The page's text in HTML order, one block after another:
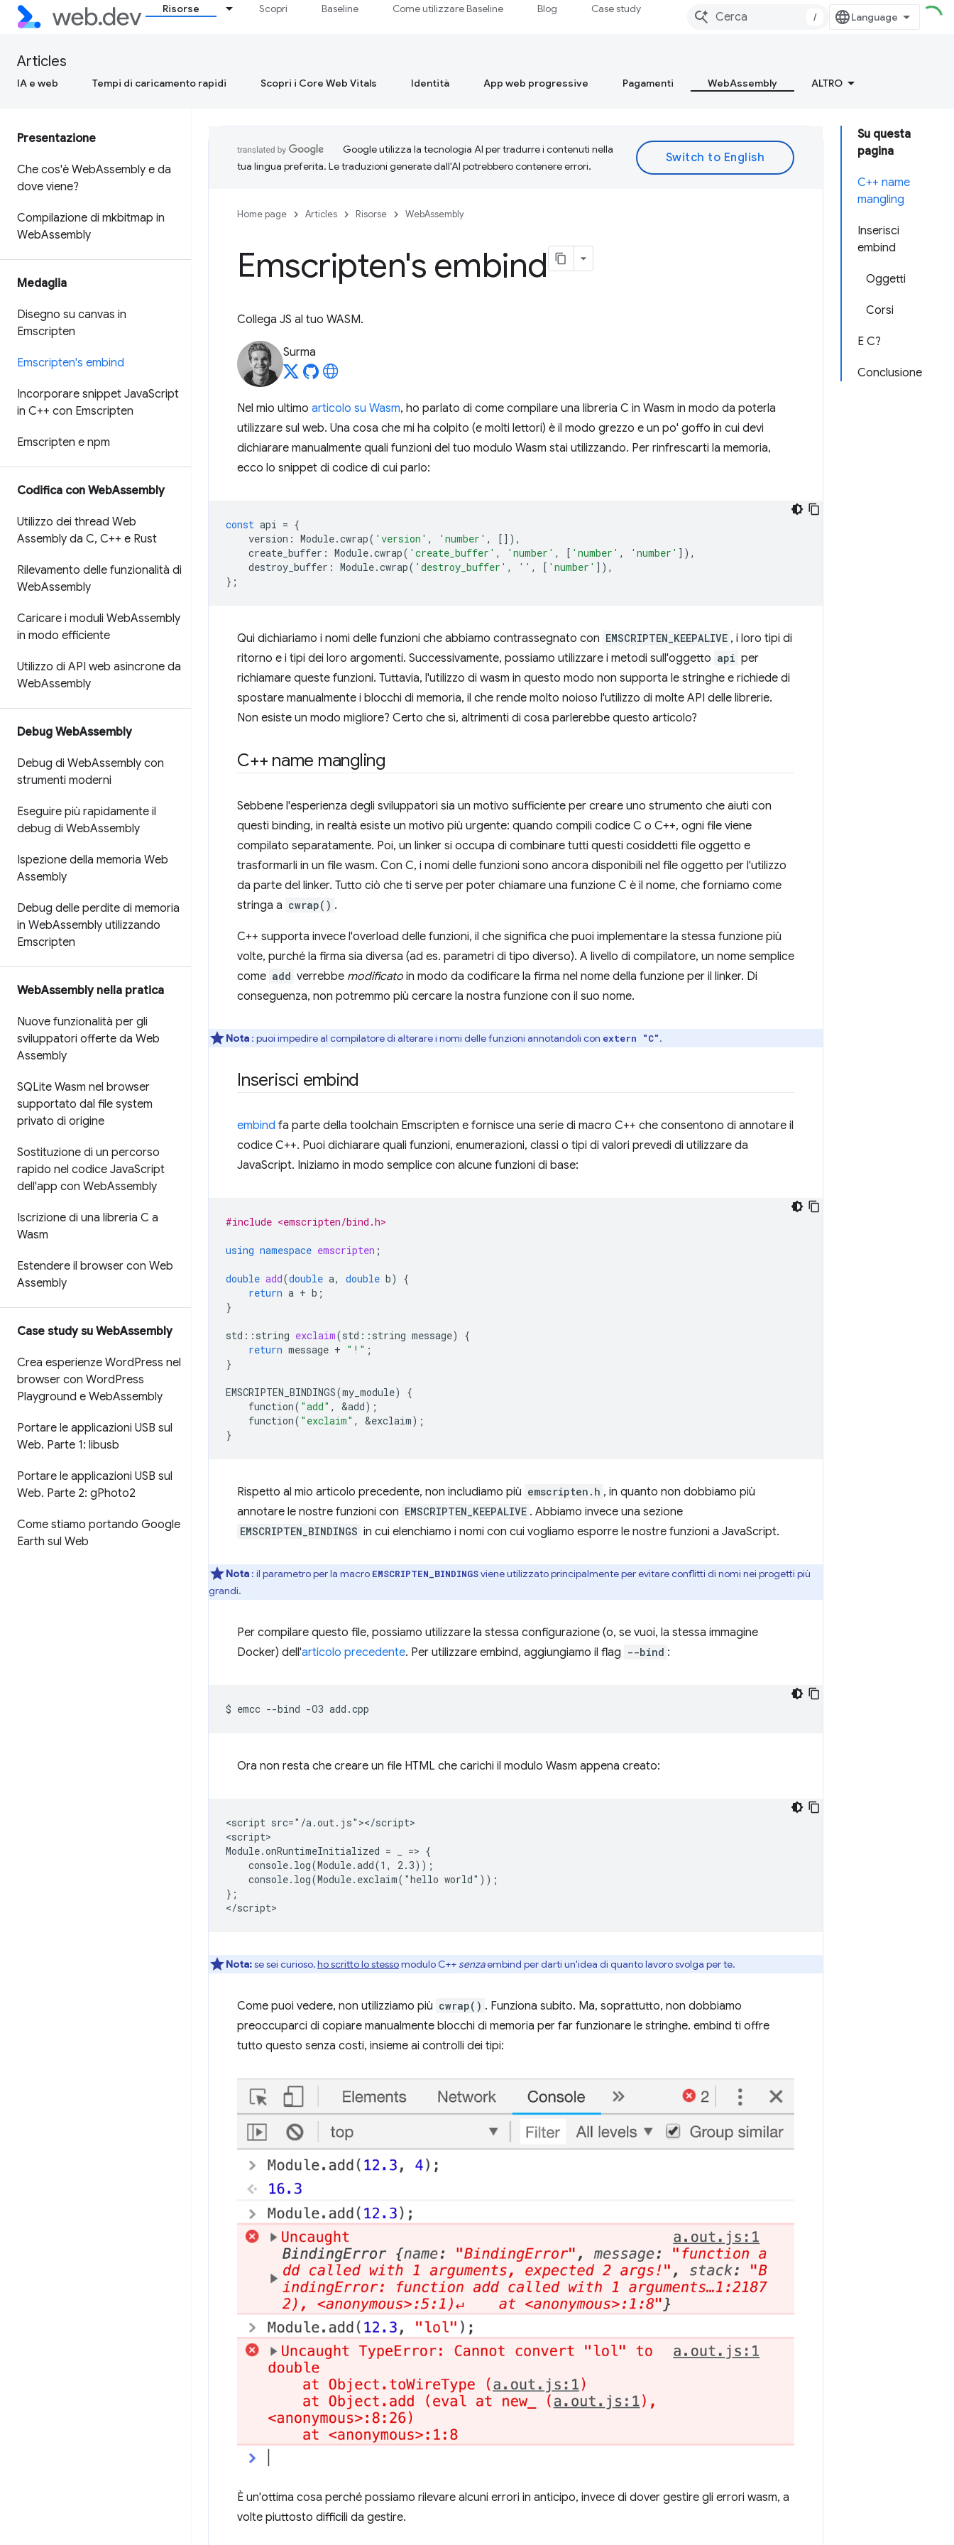
Risorse Scopri Baseline Come utilizzare Baseline Blog Case study
/
Articles
IA e web Tempi di caricamento rapidi Scopri i Core Web Vitals Identità App web progressive Pagamenti WebAssembly ALTRO
Presentazione
Che cos'è WebAssembly e da
dove viene?
Compilazione di mkbitmap in
WebAssembly
Medaglia
Disegno su canvas in
Emscripten
Emscripten's embind
Incorporare snippet JavaScript
in C++ con Emscripten
Emscripten e npm
Codifica con WebAssembly
Utilizzo dei thread Web
Assembly da C, C++ e Rust
Rilevamento delle funzionalità di
WebAssembly
Caricare i moduli WebAssembly
in modo efficiente
Utilizzo di API web asincrone da
WebAssembly
Debug WebAssembly
Debug di WebAssembly con
strumenti moderni
Eseguire più rapidamente il
debug di WebAssembly
Ispezione della memoria Web
Assembly
Debug delle perdite di memoria
in WebAssembly utilizzando
Emscripten
WebAssembly nella pratica
Nuove funzionalità per gli
sviluppatori offerte da Web
Assembly
SQLite Wasm nel browser
supportato dal file system
privato di origine
Sostituzione di un percorso
rapido nel codice JavaScript
dell'app con WebAssembly
Iscrizione di una libreria C a
Wasm
Estendere il browser con Web
Assembly
Case study su WebAssembly
Crea esperienze WordPress nel
browser con WordPress
Playground e WebAssembly
Portare le applicazioni USB sul
Web. Parte 1: libusb
Portare le applicazioni USB sul
Web. Parte 2: gPhoto2
Come stiamo portando Google
Earth sul Web
Su questa
pagina
C++ name
mangling
Inserisci
embind
Oggetti
Corsi
E C?
Conclusione
Google utilizza la tecnologia AI per tradurre i contenuti nella
tua lingua preferita. Le traduzioni generate dall'AI potrebbero contenere errori.
Home page Articles Risorse WebAssembly
Emscripten's embind
Collega JS al tuo WASM.
Surma
Nel mio ultimo articolo su Wasm, ho parlato di come compilare una libreria C in Wasm in modo da poterla
utilizzare sul web. Una cosa che mi ha colpito (e molti lettori) è il modo grezzo e un po' goffo in cui devi
dichiarare manualmente quali funzioni del tuo modulo Wasm stai utilizzando. Per rinfrescarti la memoria,
ecco lo snippet di codice di cui parlo:
const api = {
version : Module.cwrap( 'version' , 'number' ,
[]),
create_buffer : Module.cwrap( 'create_buffer' , 'number' , [ 'number' , 'number' ]),
destroy_buffer : Module.cwrap( 'destroy_buffer' , '' , [ 'number' ]),
};
Qui dichiariamo i nomi delle funzioni che abbiamo contrassegnato con EMSCRIPTEN_KEEPALIVE , i loro tipi di
ritorno e i tipi dei loro argomenti. Successivamente, possiamo utilizzare i metodi sull'oggetto api per
richiamare queste funzioni. Tuttavia, l'utilizzo di wasm in questo modo non supporta le stringhe e richiede di
spostare manualmente i blocchi di memoria, il che rende molto noioso l'utilizzo di molte API delle librerie.
Non esiste un modo migliore? Certo che sì, altrimenti di cosa parlerebbe questo articolo?
C++ name mangling
Sebbene l'esperienza degli sviluppatori sia un motivo sufficiente per creare uno strumento che aiuti con
questi binding, in realtà esiste un motivo più urgente: quando compili codice C o C++, ogni file viene
compilato separatamente. Poi, un linker si occupa di combinare tutti questi cosiddetti file oggetto e
trasformarli in un file wasm. Con C, i nomi delle funzioni sono ancora disponibili nel file oggetto per l'utilizzo
da parte del linker. Tutto ciò che ti serve per poter chiamare una funzione C è il nome, che forniamo come
stringa a cwrap() .
C++ supporta invece l'overload delle funzioni, il che significa che puoi implementare la stessa funzione più
volte, purché la firma sia diversa (ad es. parametri di tipo diverso). A livello di compilatore, un nome semplice
come add verrebbe modificato in modo da codificare la firma nel nome della funzione per il linker. Di
conseguenza, non potremmo più cercare la nostra funzione con il suo nome.
Nota : puoi impedire al compilatore di alterare i nomi delle funzioni annotandoli con extern "C".
Inserisci embind
embind fa parte della toolchain Emscripten e fornisce una serie di macro C++ che consentono di annotare il
codice C++. Puoi dichiarare quali funzioni, enumerazioni, classi o tipi di valori prevedi di utilizzare da
JavaScript. Iniziamo in modo semplice con alcune funzioni di base:
#include <emscripten/bind.h>
using namespace emscripten ;
double add(double a, double b)
{
return a + b ;
}
std :: string exclaim(std :: string message)
{
return message + "!" ;
}
EMSCRIPTEN_BINDINGS(my_module)
{
function( "add" , &add);
function( "exclaim" , &exclaim);
}
Rispetto al mio articolo precedente, non includiamo più emscripten.h , in quanto non dobbiamo più
annotare le nostre funzioni con EMSCRIPTEN_KEEPALIVE . Abbiamo invece una sezione
EMSCRIPTEN_BINDINGS in cui elenchiamo i nomi con cui vogliamo esporre le nostre funzioni a JavaScript.
Nota : il parametro per la macro EMSCRIPTEN_BINDINGSviene utilizzato principalmente per evitare conflitti di nomi nei progetti più
grandi.
Per compilare questo file, possiamo utilizzare la stessa configurazione (o, se vuoi, la stessa immagine
Docker) dell'articolo precedente. Per utilizzare embind, aggiungiamo il flag --bind :
$ emcc --bind -O3
Ora non resta che creare un file HTML che carichi il modulo Wasm appena creato:
<script src="/a.out.js"></script>
<script>
Module.onRuntimeInitialized = _ => {
    console.log(Module.add(1, 2.3));
    console.log(Module.exclaim("hello world"));
};
Nota:se sei curioso,ho scritto lo stessomodulo C++ senzaembind per darti un'idea di quanto lavoro svolga per te.
Come puoi vedere, non utilizziamo più cwrap() . Funziona subito. Ma, soprattutto, non dobbiamo
preoccuparci di copiare manualmente blocchi di memoria per far funzionare le stringhe. embind ti offre
tutto questo senza costi, insieme ai controlli dei tipi:
È un'ottima cosa perché possiamo rilevare alcuni errori in anticipo, invece di dover gestire gli errori wasm, a
volte piuttosto difficili da gestire.